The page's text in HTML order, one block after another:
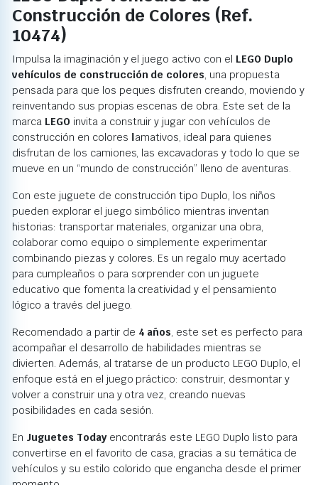
Construcción de Colores (Ref.
10474)
Impulsa la imaginación y el juego activo con el LEGO Duplo
vehículos de construcción de colores, una propuesta
pensada para que los peques disfruten creando, moviendo y
reinventando sus propias escenas de obra. Este set de la
marca LEGO invita a construir y jugar con vehículos de
construcción en colores llamativos, ideal para quienes
disfrutan de los camiones, las excavadoras y todo lo que se
mueve en un “mundo de construcción” lleno de aventuras.
Con este juguete de construcción tipo Duplo, los niños
pueden explorar el juego simbólico mientras inventan
historias: transportar materiales, organizar una obra,
colaborar como equipo o simplemente experimentar
combinando piezas y colores. Es un regalo muy acertado
para cumpleaños o para sorprender con un juguete
educativo que fomenta la creatividad y el pensamiento
lógico a través del juego.
Recomendado a partir de 4 años, este set es perfecto para
acompañar el desarrollo de habilidades mientras se
divierten. Además, al tratarse de un producto LEGO Duplo, el
enfoque está en el juego práctico: construir, desmontar y
volver a construir una y otra vez, creando nuevas
posibilidades en cada sesión.
En Juguetes Todayencontrarás este LEGO Duplo listo para
convertirse en el favorito de casa, gracias a su temática de
vehículos y su estilo colorido que engancha desde el primer